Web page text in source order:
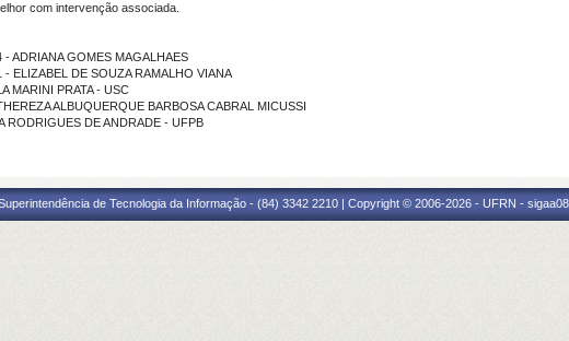
com intervenção associada.
ADRIANA GOMES MAGALHAES
ELIZABEL DE SOUZA RAMALHO VIANA
MARINI PRATA - USC
ALBUQUERQUE BARBOSA CABRAL MICUSSI
RODRIGUES DE ANDRADE - UFPB
de Tecnologia da Informação - (84) 3342 2210 | Copyright © 2006-2026 - UFRN -